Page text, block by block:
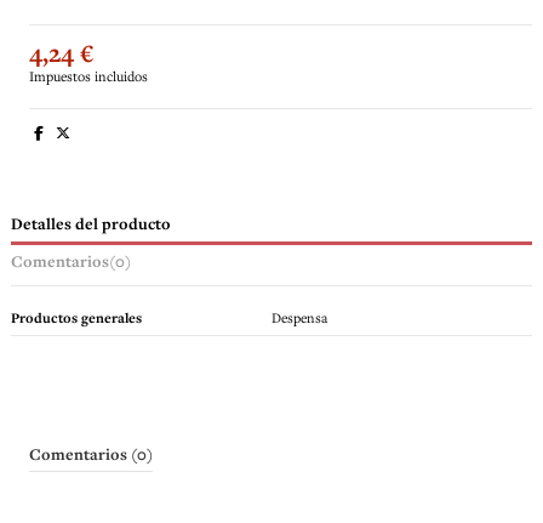
4,24 €
Impuestos incluidos
Detalles del producto
Comentarios(0)
Productos generales Despensa
Comentarios (0)